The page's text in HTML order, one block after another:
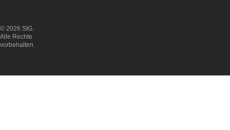
© 2026 SIG.
Alle Rechte
vorbehalten.